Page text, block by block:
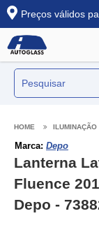
Preços válidos
ILUMINAÇÃO
Marca: Depo
Lanterna
Fluence
Depo -